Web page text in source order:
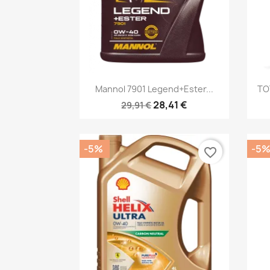
Быстрый просмотр
Mannol 7901 Legend+Ester...
29,91 €28,41 €
-5% favorite_border -5%